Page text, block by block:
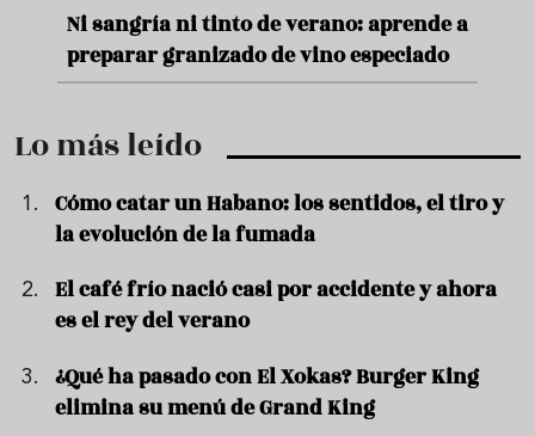
Ni sangría ni tinto de verano: aprende a
preparar granizado de vino especiado
Lo más leído
Cómo catar un Habano: los sentidos, el tiro y
la evolución de la fumada
El café frío nació casi por accidente y ahora
es el rey del verano
¿Qué ha pasado con El Xokas? Burger King
elimina su menú de Grand King